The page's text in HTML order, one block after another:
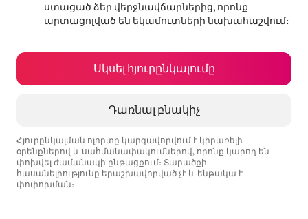
ստացած ձեր վերջնավճարներից, որոնք
արտացոլված են եկամուտների նախահաշվում։
Սկսել հյուրընկալումը
Դառնալ բնակիչ
Հյուրընկալման ոլորտը կարգավորվում է կիրառելի
օրենքներով և սահմանափակումներով, որոնք կարող են
փոխվել ժամանակի ընթացքում։ Տարածքի
հասանելիությունը երաշխավորված չէ և ենթակա է
փոփոխման։